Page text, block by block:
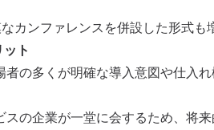
カンファレンス を併設した形式も
ト
者の多くが明確な導入意図や仕入
スの企業が一堂に会するため、将